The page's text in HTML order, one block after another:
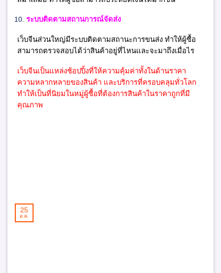
ระบบติดตามสถานการณ์จัดส่ง
เว็บจีนส่วนใหญ่มีระบบติดตามสถานะการขนส่ง ทำให้ผู้ซื้อ
สามารถตรวจสอบได้ว่าสินค้าอยู่ที่ไหนและจะมาถึงเมื่อไร
เว็บจีนเป็นแหล่งช้อปปิ้งที่ให้ความคุ้มค่าทั้งในด้านราคา
ความหลากหลายของสินค้า และบริการที่ครอบคลุมทั่วโลก
ทำให้เป็นที่นิยมในหมู่ผู้ซื้อที่ต้องการสินค้าในราคาถูกที่มี
คุณภาพ
25
ต.ค.